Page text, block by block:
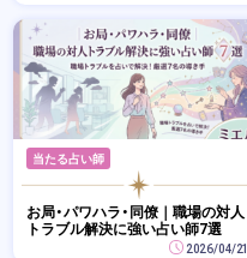
当たる占い師
お局・パワハラ・同僚｜職場の対人
トラブル解決に強い占い師7選
2026/04/21